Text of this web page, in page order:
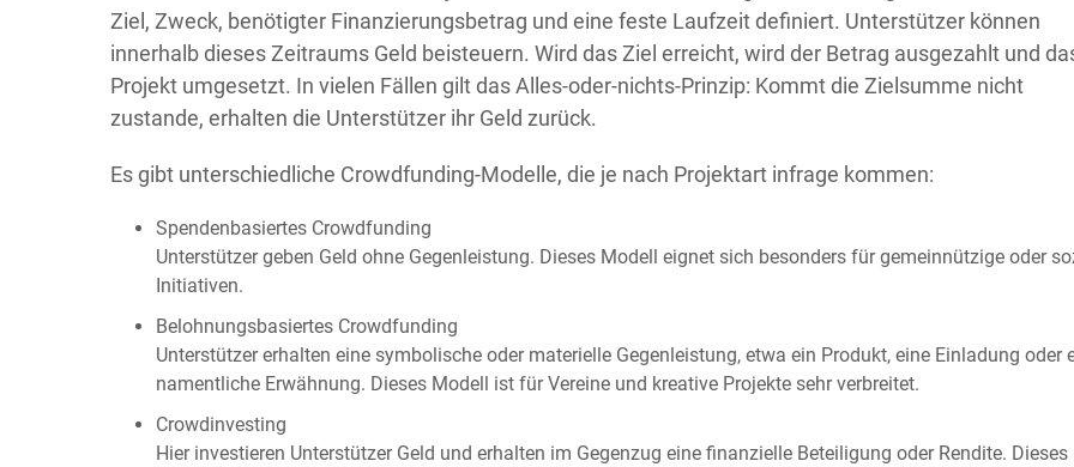
Ziel, Zweck, benötigter Finanzierungsbetrag und eine feste Laufzeit definiert. Unterstützer können
innerhalb dieses Zeitraums Geld beisteuern. Wird das Ziel erreicht, wird der Betrag ausgezahlt und
Projekt umgesetzt. In vielen Fällen gilt das Alles-oder-nichts-Prinzip: Kommt die Zielsumme nicht
zustande, erhalten die Unterstützer ihr Geld zurück.
Es gibt unterschiedliche Crowdfunding-Modelle, die je nach Projektart infrage kommen:
Spendenbasiertes Crowdfunding
Unterstützer geben Geld ohne Gegenleistung. Dieses Modell eignet sich besonders für gemeinnützige oder
Initiativen.
Belohnungsbasiertes Crowdfunding
Unterstützer erhalten eine symbolische oder materielle Gegenleistung, etwa ein Produkt, eine Einladung oder
namentliche Erwähnung. Dieses Modell ist für Vereine und kreative Projekte sehr verbreitet.
Crowdinvesting
Hier investieren Unterstützer Geld und erhalten im Gegenzug eine finanzielle Beteiligung oder Rendite. Dieses